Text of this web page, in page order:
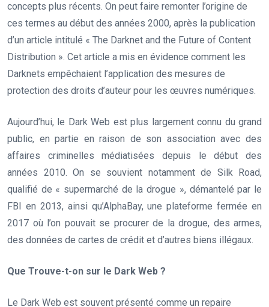
concepts plus récents. On peut faire remonter l’origine de
ces termes au début des années 2000, après la publication
d’un article intitulé « The Darknet and the Future of Content
Distribution ». Cet article a mis en évidence comment les
Darknets empêchaient l’application des mesures de
protection des droits d’auteur pour les œuvres numériques.
Aujourd’hui, le Dark Web est plus largement connu du grand
public, en partie en raison de son association avec des
affaires criminelles médiatisées depuis le début des
années 2010. On se souvient notamment de Silk Road,
qualifié de « supermarché de la drogue », démantelé par le
FBI en 2013, ainsi qu’AlphaBay, une plateforme fermée en
2017 où l’on pouvait se procurer de la drogue, des armes,
des données de cartes de crédit et d’autres biens illégaux.
Que Trouve-t-on sur le Dark Web ?
Le Dark Web est souvent présenté comme un repaire